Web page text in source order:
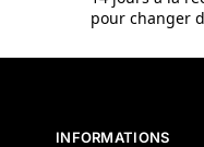
pour changer
INFORMATIONS